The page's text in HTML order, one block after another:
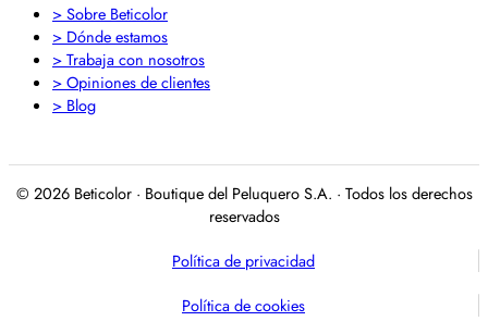
> Sobre Beticolor
> Dónde estamos
> Trabaja con nosotros
> Opiniones de clientes
> Blog
© 2026 Beticolor · Boutique del Peluquero S.A. · Todos los derechos
reservados
Política de privacidad
Política de cookies